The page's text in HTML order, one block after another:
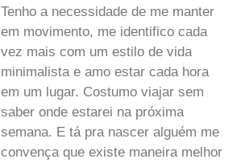
Tenho a necessidade de me manter
em movimento, me identifico cada
vez mais com um estilo de vida
minimalista e amo estar cada hora
em um lugar. Costumo viajar sem
saber onde estarei na próxima
semana. E tá pra nascer alguém me
convença que existe maneira melhor